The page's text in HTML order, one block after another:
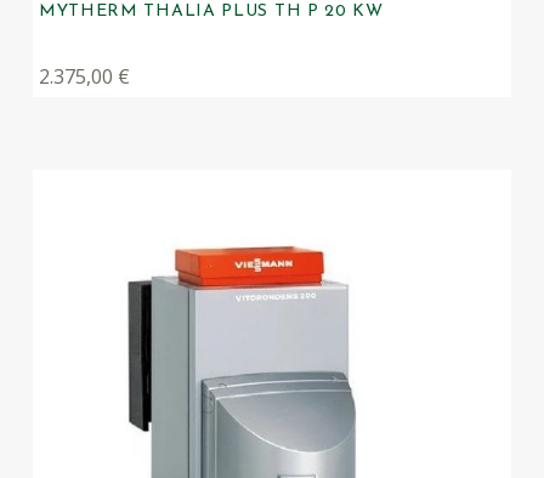
MYTHERM THALIA PLUS TH P 20 KW
2.375,00 €